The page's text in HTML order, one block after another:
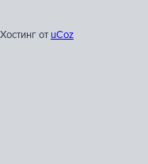
Хостинг от uCoz